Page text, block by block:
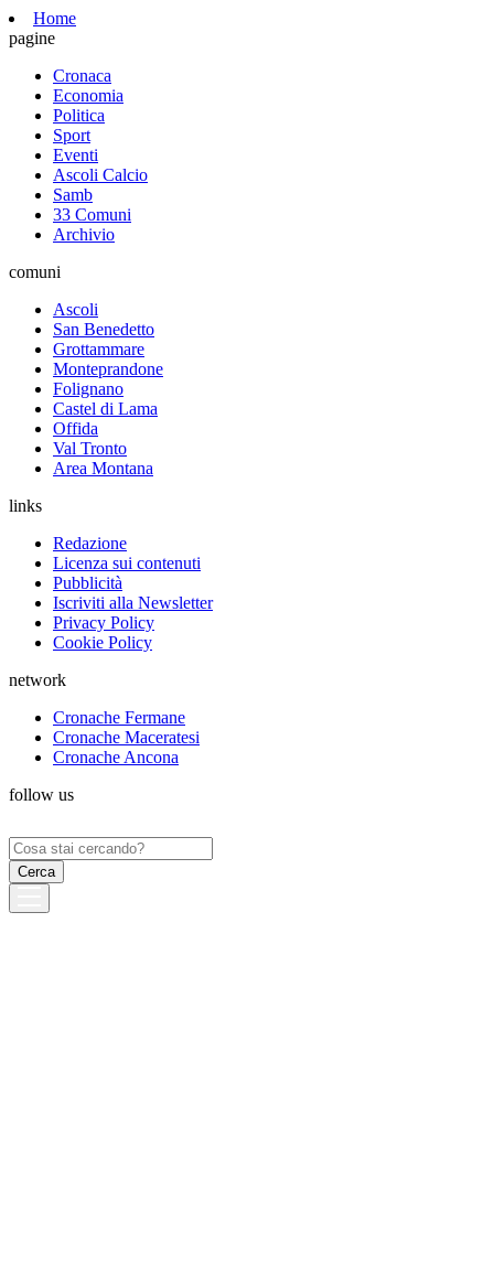
Home
pagine
Cronaca
Economia
Politica
Sport
Eventi
Ascoli Calcio
Samb
33 Comuni
Archivio
comuni
Ascoli
San Benedetto
Grottammare
Monteprandone
Folignano
Castel di Lama
Offida
Val Tronto
Area Montana
links
Redazione
Licenza sui contenuti
Pubblicità
Iscriviti alla Newsletter
Privacy Policy
Cookie Policy
network
Cronache Fermane
Cronache Maceratesi
Cronache Ancona
follow us
Ricerca
per: